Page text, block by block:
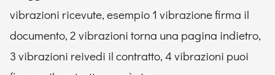
vibrazioni ricevute, esempio 1 vibrazione firma il
documento, 2 vibrazioni torna una pagina indietro,
3 vibrazioni reivedi il contratto, 4 vibrazioni puoi